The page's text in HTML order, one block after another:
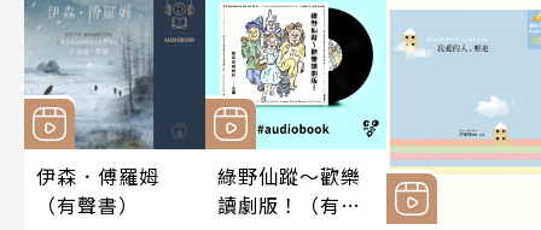
伊森．傅羅姆
（有聲書）
綠野仙蹤～歡樂
讀劇版！（有聲